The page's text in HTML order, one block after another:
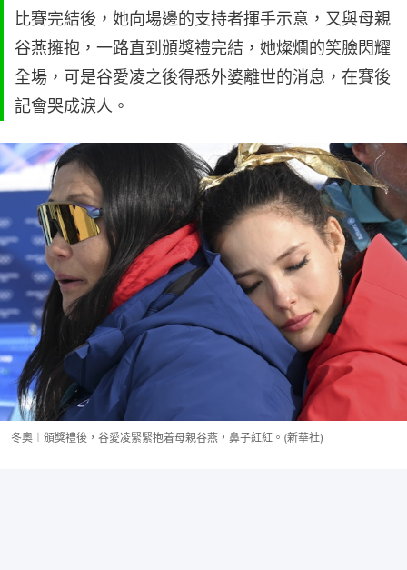
比賽完結後，她向場邊的支持者揮手示意，又與母親
谷燕擁抱，一路直到頒獎禮完結，她燦爛的笑臉閃耀
全場，可是谷愛凌之後得悉外婆離世的消息，在賽後
記會哭成淚人。
冬奧︱頒獎禮後，谷愛凌緊緊抱着母親谷燕，鼻子紅紅。(新華社)